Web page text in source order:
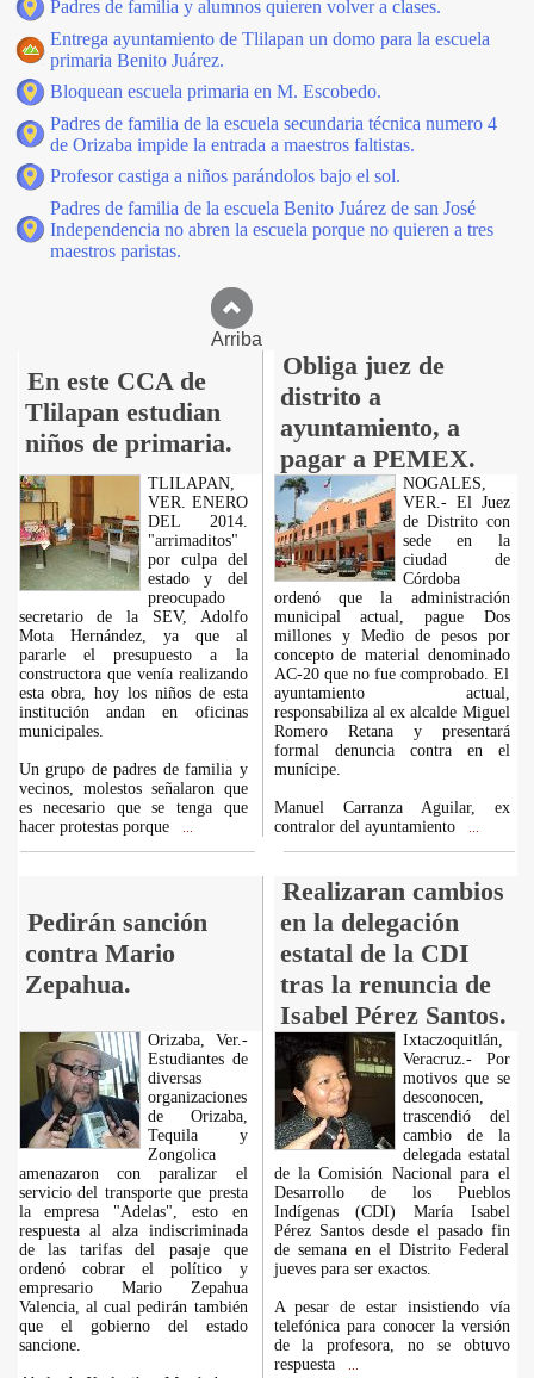
Padres de familia y alumnos quieren volver a clases.
Entrega ayuntamiento de Tlilapan un domo para la escuela
primaria Benito Juárez.
Bloquean escuela primaria en M. Escobedo.
Padres de familia de la escuela secundaria técnica numero 4
de Orizaba impide la entrada a maestros faltistas.
Profesor castiga a niños parándolos bajo el sol.
Padres de familia de la escuela Benito Juárez de san José
Independencia no abren la escuela porque no quieren a tres
maestros paristas.
Arriba
En este CCA de
Tlilapan estudian
niños de primaria.
Obliga juez de
distrito a
ayuntamiento, a
pagar a PEMEX.
TLILAPAN,
VER. ENERO
DEL 2014.
"arrimaditos"
por culpa del
estado y del
preocupado
secretario de la SEV, Adolfo
Mota Hernández, ya que al
pararle el presupuesto a la
constructora que venía realizando
esta obra, hoy los niños de esta
institución andan en oficinas
municipales.
Un grupo de padres de familia y
vecinos, molestos señalaron que
es necesario que se tenga que
hacer protestas porque
NOGALES,
VER.- El Juez
de Distrito con
sede en la
ciudad de
Córdoba
ordenó que la administración
municipal actual, pague Dos
millones y Medio de pesos por
concepto de material denominado
AC-20 que no fue comprobado. El
ayuntamiento actual,
responsabiliza al ex alcalde Miguel
Romero Retana y presentará
formal denuncia contra en el
munícipe.
Manuel Carranza Aguilar, ex
contralor del ayuntamiento
Pedirán sanción
contra Mario
Zepahua.
Realizaran cambios
en la delegación
estatal de la CDI
tras la renuncia de
Isabel Pérez Santos.
Orizaba, Ver.-
Estudiantes de
diversas
organizaciones
de Orizaba,
Tequila y
Zongolica
amenazaron con paralizar el
servicio del transporte que presta
la empresa "Adelas", esto en
respuesta al alza indiscriminada
de las tarifas del pasaje que
ordenó cobrar el político y
empresario Mario Zepahua
Valencia, al cual pedirán también
que el gobierno del estado
sancione.
Ixtaczoquitlán,
Veracruz.- Por
motivos que se
desconocen,
trascendió del
cambio de la
delegada estatal
de la Comisión Nacional para el
Desarrollo de los Pueblos
Indígenas (CDI) María Isabel
Pérez Santos desde el pasado fin
de semana en el Distrito Federal
jueves para ser exactos.
A pesar de estar insistiendo vía
telefónica para conocer la versión
de la profesora, no se obtuvo
respuesta